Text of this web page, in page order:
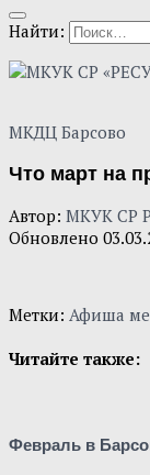
Найти:
МКДЦ Барсово
Что март на
Автор: МКУК СР
Обновлено
Метки: Афиша
Читайте также:
Февраль в